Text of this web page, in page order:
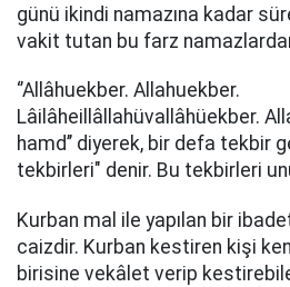
günü ikindi namazına kadar
vakit tutan bu farz
‘’Allâhuekber. Allahuekber.
Lâilâheillâllahüvallâhüekber.
hamd’’ diyerek, bir defa tekbir
tekbirleri" denir. Bu tekbirleri
Kurban mal ile yapılan bir
caizdir. Kurban kestiren kişi
birisine vekâlet verip